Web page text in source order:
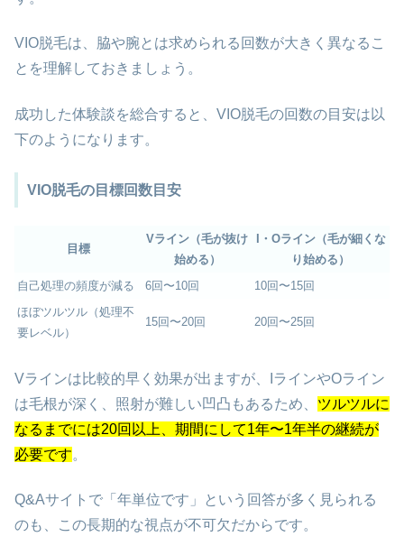
VIO脱毛は、脇や腕とは求められる回数が大きく異なるこ
とを理解しておきましょう。
成功した体験談を総合すると、VIO脱毛の回数の目安は以
下のようになります。
VIO脱毛の目標回数目安
目標
Vライン（毛が抜け
始める）
I・Oライン（毛が細くな
り始める）
自己処理の頻度が減る
6回〜10回
10回〜15回
ほぼツルツル（処理不
要レベル）
15回〜20回 20回〜25回
Vラインは比較的早く効果が出ますが、IラインやOライン
は毛根が深く、照射が難しい凹凸もあるため、 ツルツルに
なるまでには20回以上、期間にして1年〜1年半の継続が
必要です。
Q&Aサイトで「年単位です」という回答が多く見られる
のも、この長期的な視点が不可欠だからです。